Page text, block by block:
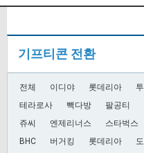
제휴문의 금지안
XO카지노 계약 종
로얄판 포인트
로얄판 검증팀은
기프티콘 전환
전체 이디야 롯데리아
테라로사
빽다방 팔공티
쥬씨
엔제리너스 스타벅스
BHC
버거킹 롯데리아